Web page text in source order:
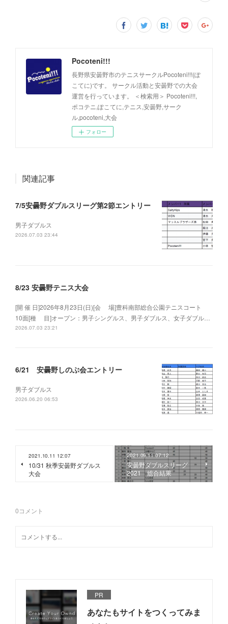
Pocoteni!!!
長野県安曇野市のテニスサークルPocoteni!!!(ぽ
こてに)です。 サークル活動と安曇野での大会
運営を行っています。 ＜検索用＞ Pocoteni!!!,
ポコテニ,ぽこてに,テニス,安曇野,サーク
ル,pocoteni,大会
フォロー
関連記事
7/5安曇野ダブルスリーグ第2節エントリー
男子ダブルス
2026.07.03 23:44
8/23 安曇野テニス大会
[開 催 日]2026年8月23日(日)[会 場]豊科南部総合公園テニスコート
10面[種 目]オープン：男子シングルス、男子ダブルス、女子ダブル…
2026.07.03 23:21
6/21 安曇野しのぶ会エントリー
男子ダブルス
2026.06.20 06:53
2021.10.11 12:07
10/31 秋季安曇野ダブルス
大会
2021.09.11 07:12
安曇野ダブルスリーグ
2021 総合結果
0コメント
PR
あなたもサイトをつくってみま